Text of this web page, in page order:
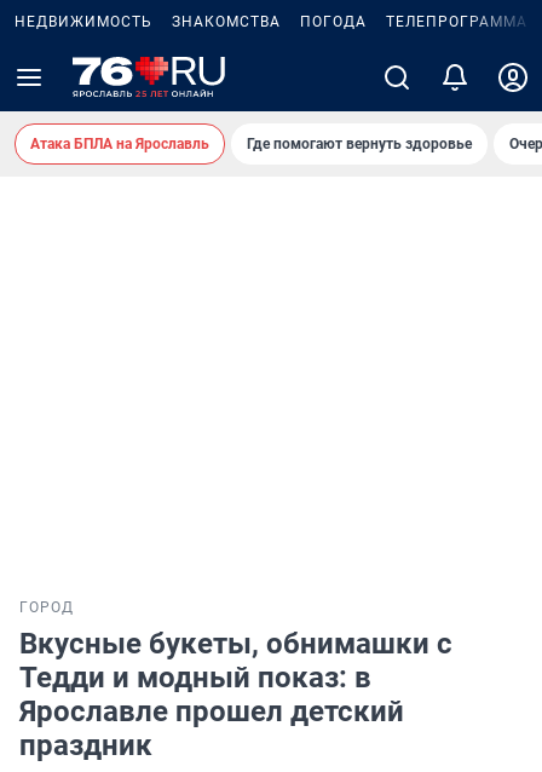
НЕДВИЖИМОСТЬ ЗНАКОМСТВА ПОГОДА ТЕЛЕПРОГРАММА
Атака БПЛА на Ярославль Где помогают вернуть здоровье
ГОРОД
Вкусные букеты, обнимашки с
Тедди и модный показ: в
Ярославле прошел детский
праздник